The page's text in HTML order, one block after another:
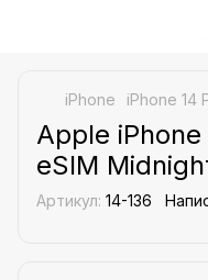
iPhone iPhone 14
Apple
eSIM
Артикул: 14-136